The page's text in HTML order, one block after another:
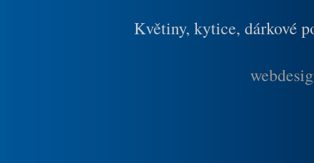
Květiny, kytice, dárkové